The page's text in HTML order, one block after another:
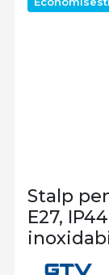
Stalp
E27,